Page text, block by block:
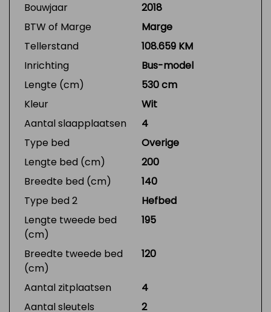
Bouwjaar
2018
BTW of Marge
Marge
Tellerstand
108.659 KM
Inrichting
Bus-model
Lengte (cm)
530 cm
Kleur
Wit
Aantal slaapplaatsen
4
Type bed
Overige
Lengte bed (cm)
200
Breedte bed (cm)
140
Type bed 2
Hefbed
Lengte tweede bed
(cm)
195
Breedte tweede bed
(cm)
120
Aantal zitplaatsen
4
Aantal sleutels
2